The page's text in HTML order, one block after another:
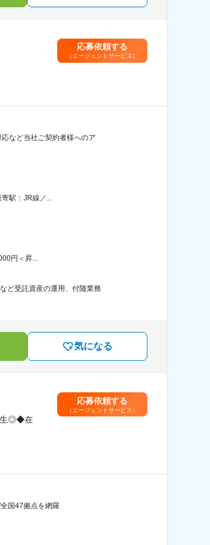
応募依頼する
（エージェントサービス）
など当社ご契約者様へのア
駅：JR線／...
円＜昇...
ど受託資産の運用、付随業務
気になる
生◎◆在
応募依頼する
（エージェントサービス）
国47拠点を網羅